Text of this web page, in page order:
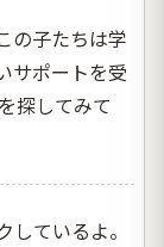
の子たちは学
サポートを受
探してみて
ているよ。